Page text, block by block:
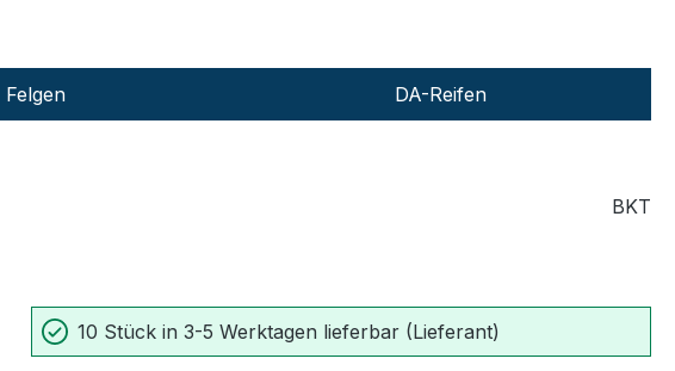
Felgen DA-Reifen
BKT
10 Stück in 3-5 Werktagen lieferbar (Lieferant)